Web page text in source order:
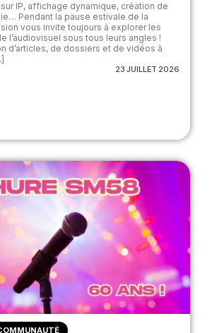
sur IP, affichage dynamique, création de
Pendant la pause estivale de la
vous invite toujours à explorer les
l’audiovisuel sous tous leurs angles !
d’articles, de dossiers et de vidéos à
23 JUILLET 2026